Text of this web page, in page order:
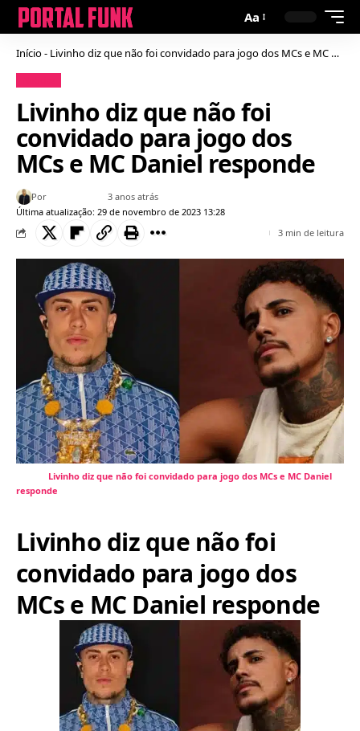
Aa
Início- Livinho diz que não foi convidado para jogo dos MCs e MC Daniel responde
Livinho diz que não foi
convidado para jogo dos
MCs e MC Daniel responde
Última atualização: 29 de novembro de 2023 13:28
Por Bruno Gabriel3 anos atrás
3 min de leitura
Livinho diz que não foi convidado para jogo dos MCs e MC Daniel
responde
Livinho diz que não foi
convidado para jogo dos
MCs e MC Daniel responde